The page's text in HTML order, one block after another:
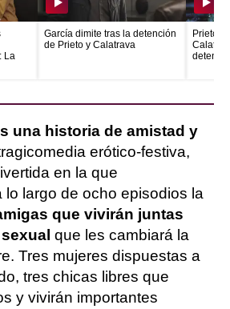
La
García dimite tras la detención
de Prieto y Calatrava
Prieto
una historia de amistad y
erótico-festiva,
en la que
lo largo de ocho episodios la
que vivirán juntas
que les cambiará la
Tres mujeres dispuestas a
tres chicas libres que
y vivirán importantes